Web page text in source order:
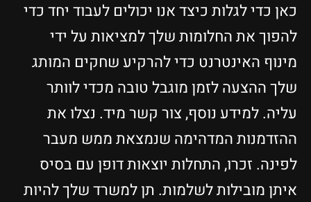
כאן כדי לגלות כיצד אנו יכולים לעבוד יחד כדי
להפוך את החלומות שלך למציאות על ידי
מינוף האינטרנט כדי להרקיע שחקים המותג
שלך ההצעה לזמן מוגבל טובה מכדי לוותר
עליה. למידע נוסף, צור קשר מיד. נצלו את
ההזדמנות המדהימה שנמצאת ממש מעבר
לפינה. זכרו, התחלות יוצאות דופן עם בסיס
איתן מובילות לשלמות. תן למשרד שלך להיות